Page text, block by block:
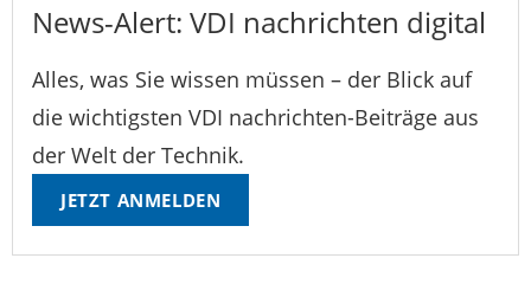
News-Alert: VDI nachrichten digital
Alles, was Sie wissen müssen – der Blick auf
die wichtigsten VDI nachrichten-Beiträge aus
der Welt der Technik.
JETZT ANMELDEN